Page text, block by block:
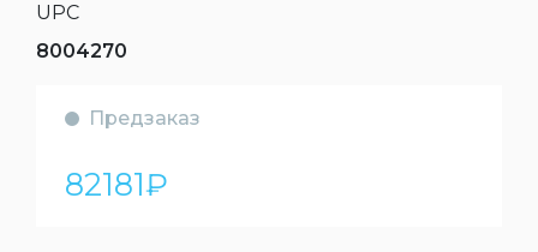
UPC
8004270
Предзаказ
82181₽